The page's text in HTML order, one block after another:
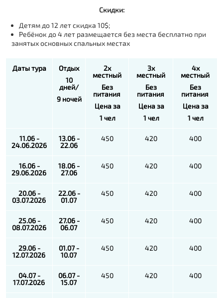
Скидки:
Детям до 12 лет скидка 10$;
Ребёнок до 4 лет размещается без места бесплатно при
занятых основных спальных местах
Даты тура
Отдых
10
дней/
9 ночей
2х
местный
Без
питания
Цена за
1 чел
3х
местный
Без
питания
Цена за
1 чел
4х
местный
Без
питания
Цена за
1 чел
11.06 -
24.06.2026
13.06 -
22.06
450 420 400
16.06 -
29.06.2026
18.06 -
27.06
450 420 400
20.06 -
03.07.2026
22.06 -
01.07
450 420 400
25.06 -
08.07.2026
27.06 -
06.07
450 420 400
29.06 -
12.07.2026
01.07 -
10.07
450 420 400
04.07 -
17.07.2026
06.07 -
15.07
450 420 400